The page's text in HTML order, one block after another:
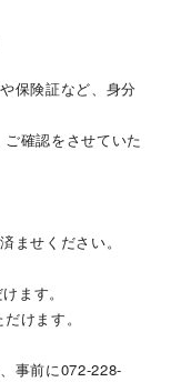
保険証など、身分
確認をさせていた
ませください。
ます。
けます。
事前に072-228-